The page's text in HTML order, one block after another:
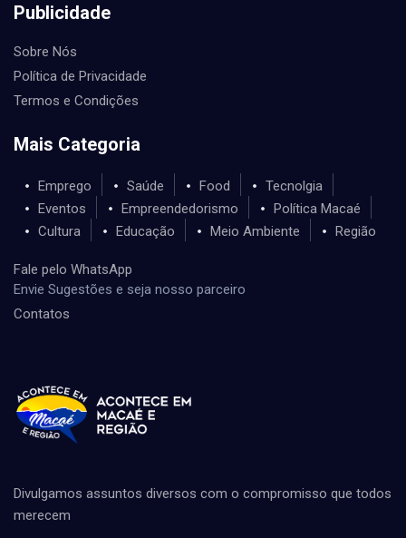
Publicidade
Sobre Nós
Política de Privacidade
Termos e Condições
Mais Categoria
Emprego Saúde Food
Tecnolgia
Eventos
Empreendedorismo
Política Macaé
Cultura
Educação Meio Ambiente Região
Fale pelo WhatsApp
Envie Sugestões e seja nosso parceiro
Contatos
Divulgamos assuntos diversos com o compromisso que todos
merecem